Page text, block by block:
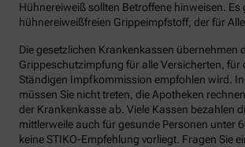
Hühnereiweiß sollten Betroffene hinweisen. Es
hühnereiweißfreien Grippeimpfstoff, der für
Die gesetzlichen Krankenkassen übernehmen
Grippeschutzimpfung für alle Versicherten, für
Ständigen Impfkommission empfohlen wird.
müssen Sie nicht treten, die Apotheken
der Krankenkasse ab. Viele Kassen bezahlen
mittlerweile auch für gesunde Personen unter
keine STIKO-Empfehlung vorliegt. Fragen Sie